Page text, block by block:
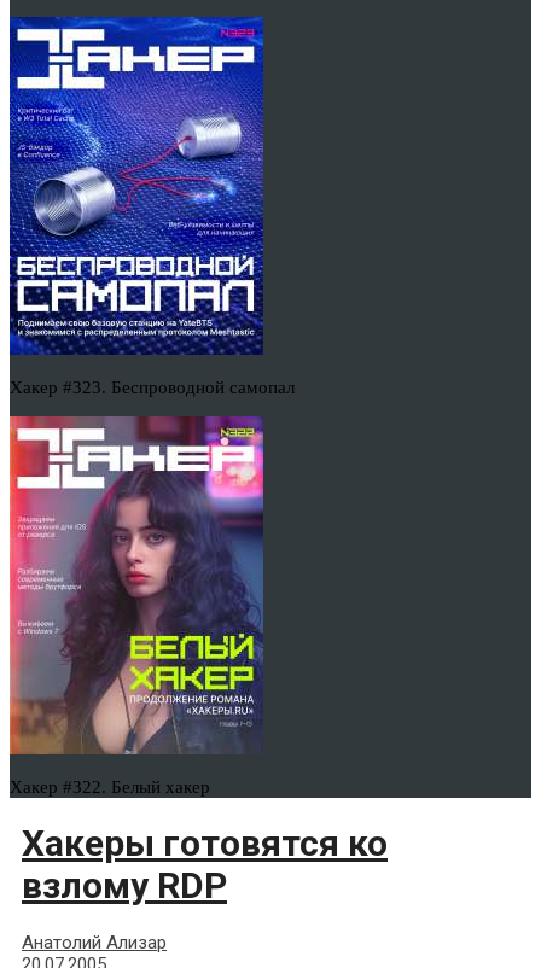
Хакер #323. Беспроводной самопал
Хакер #322. Белый хакер
Хакеры готовятся ко
взлому RDP
Анатолий Ализар